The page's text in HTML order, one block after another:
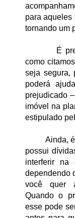
para aqueles
tornando um
É
como
seja segura,
poderá
prejudicado
imóvel na
estipulado
Ainda,
possui
interferir na
dependendo
você quer
Quando o
esse pode